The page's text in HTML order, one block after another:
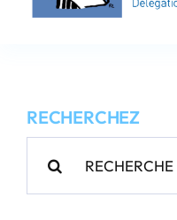
AFMD 30
Les victimes
RECHERCHEZ